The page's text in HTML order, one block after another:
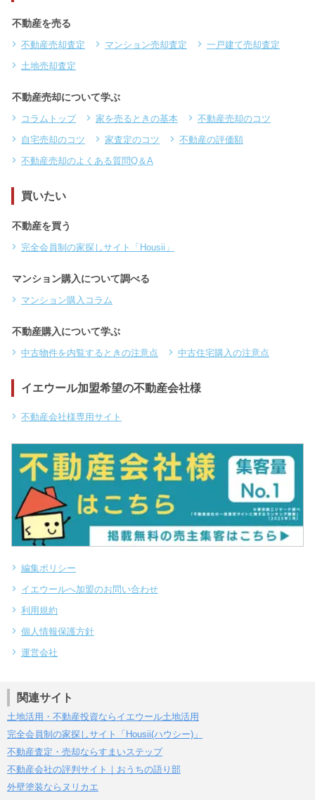
不動産を売る
不動産売却査定 マンション売却査定
一戸建て売却査定
土地売却査定
不動産売却について学ぶ
コラムトップ 家を売るときの基本
不動産売却のコツ
自宅売却のコツ
家査定のコツ
不動産の評価額
不動産売却のよくある質問Q＆A
買いたい
不動産を買う
完全会員制の家探しサイト「Housii」
マンション購入について調べる
マンション購入コラム
不動産購入について学ぶ
中古物件を内覧するときの注意点 中古住宅購入の注意点
イエウール加盟希望の不動産会社様
不動産会社様専用サイト
編集ポリシー
イエウールへ加盟のお問い合わせ
利用規約
個人情報保護方針
運営会社
関連サイト
土地活用・不動産投資ならイエウール土地活用
完全会員制の家探しサイト「Housii(ハウシー)」
不動産査定・売却ならすまいステップ
不動産会社の評判サイト｜おうちの語り部
外壁塗装ならヌリカエ